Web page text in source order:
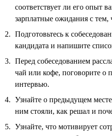
соответствует ли его опыт
зарплатные ожидания с
Подготовьтесь к
кандидата и напишите
Перед собеседованием
чай или кофе, поговорите о
интервью.
Узнайте о предыдущем
ним стояли, как решал и
Узнайте, что мотивирует